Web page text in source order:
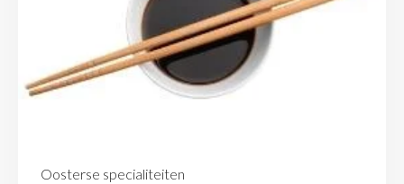
Oosterse specialiteiten